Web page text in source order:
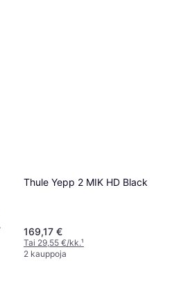
Thule Yepp 2 MIK HD Black
169,17 €
Tai 29,55 €/kk.¹
2 kauppoja